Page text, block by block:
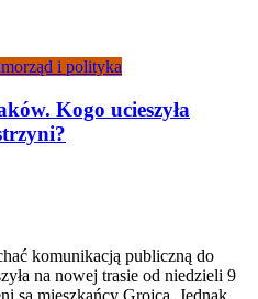
i polityka
Kogo ucieszyła
komunikacją publiczną do
na nowej trasie od niedzieli 9